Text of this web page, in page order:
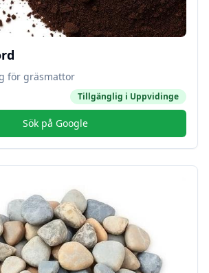
för gräsmattor
Tillgänglig i Uppvidinge
Sök på Google